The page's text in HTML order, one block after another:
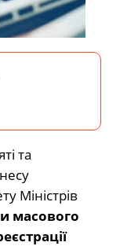
та
Міністрів
масового